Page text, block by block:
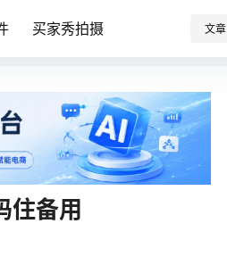
买家秀拍摄 文章
住备用